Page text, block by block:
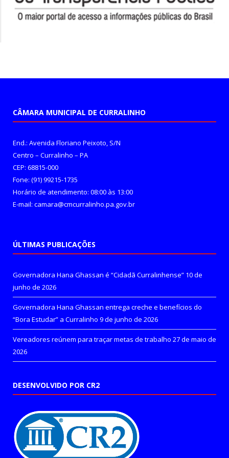
CÂMARA MUNICIPAL DE CURRALINHO
End.: Avenida Floriano Peixoto, S/N
Centro – Curralinho – PA
CEP: 68815-000
Fone: (91) 99215-1735
Horário de atendimento: 08:00 às 13:00
E-mail: camara@cmcurralinho.pa.gov.br
ÚLTIMAS PUBLICAÇÕES
Governadora Hana Ghassan é “Cidadã Curralinhense” 10 de
junho de 2026
Governadora Hana Ghassan entrega creche e benefícios do
“Bora Estudar” a Curralinho 9 de junho de 2026
Vereadores reúnem para traçar metas de trabalho 27 de maio de
2026
DESENVOLVIDO POR CR2